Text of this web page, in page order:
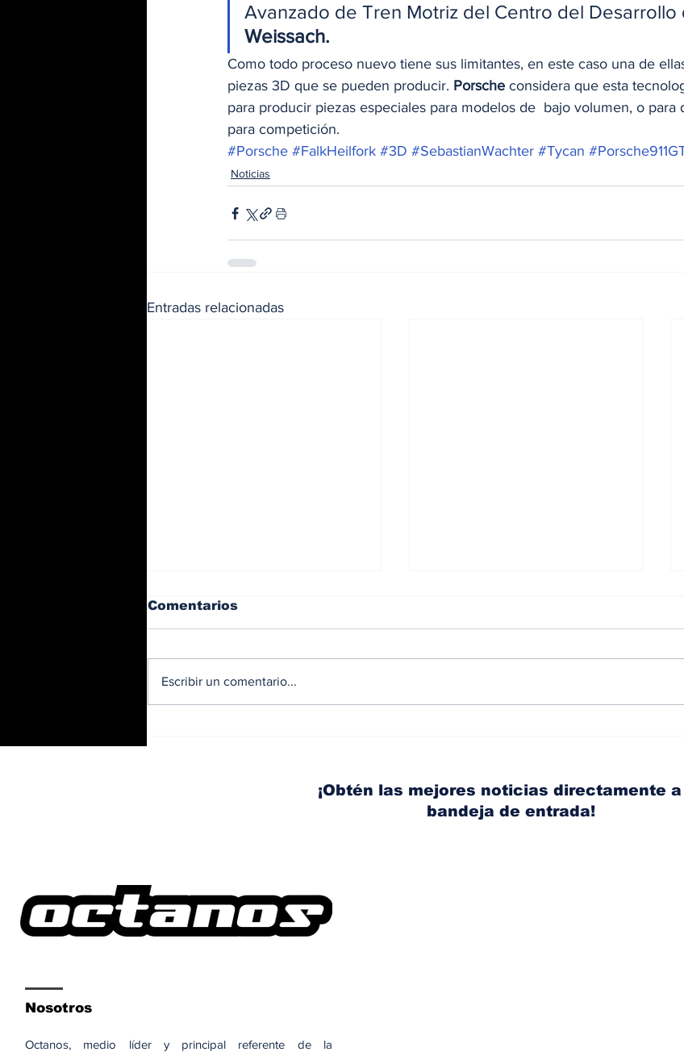
Avanzado de Tren Motriz del Centro del Desarrollo
Weissach.
Como todo proceso nuevo tiene sus limitantes, en este caso una de
piezas 3D que se pueden producir. Porsche considera que esta
para producir piezas especiales para modelos de  bajo volumen, o para
para competición.
#Porsche #FalkHeilfork #3D #SebastianWachter #Tycan
Noticias
Entradas relacionadas
Comentarios
Escribir un comentario...
¡Obtén las mejores noticias directamente
bandeja de entrada!
Nosotros
Octanos, medio líder y principal referente de la